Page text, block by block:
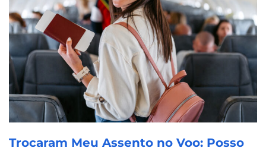
Trocaram Meu Assento no Voo: Posso